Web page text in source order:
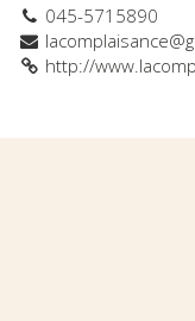
045-5715890
http://